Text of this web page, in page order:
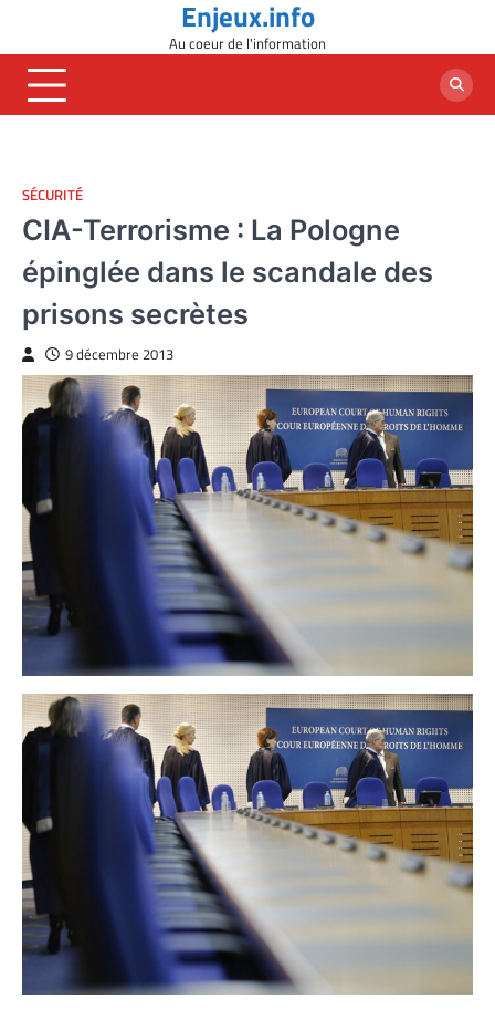
content
Enjeux.info
Au coeur de l'information
SÉCURITÉ
CIA-Terrorisme : La Pologne
épinglée dans le scandale des
prisons secrètes
9 décembre 2013